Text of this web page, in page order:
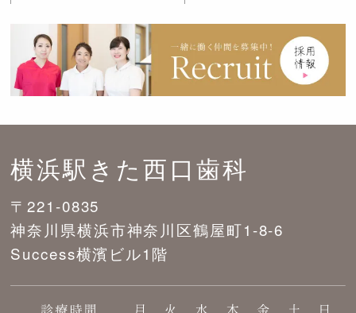
横浜駅きた西口歯科
〒221-0835
神奈川県横浜市神奈川区鶴屋町1-8-6
Success横濱ビル1階